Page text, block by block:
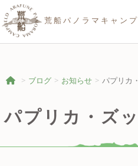
荒船パノラマキャン
ブログ お知らせ パプリカ
パプリカ・ズ